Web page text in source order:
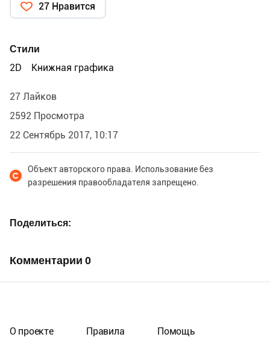
27 Нравится
Стили
2D
Книжная графика
27 Лайков
2592 Просмотра
22 Сентябрь 2017, 10:17
Объект авторского права. Использование без
разрешения правообладателя запрещено.
Поделиться
Комментарии 0
О проекте Правила Помощь